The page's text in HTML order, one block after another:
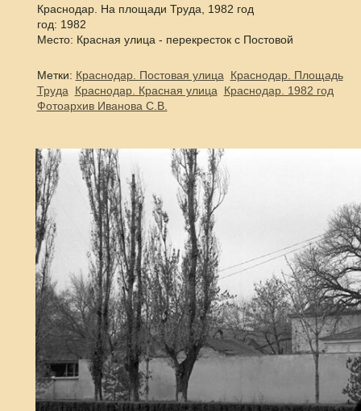
Краснодар. На площади Труда, 1982 год
год: 1982
Место: Красная улица - перекресток с Постовой
Метки: Краснодар. Постовая улица
Краснодар. Площадь
Труда
Краснодар. Красная улица
Краснодар. 1982 год
Фотоархив Иванова С.В.